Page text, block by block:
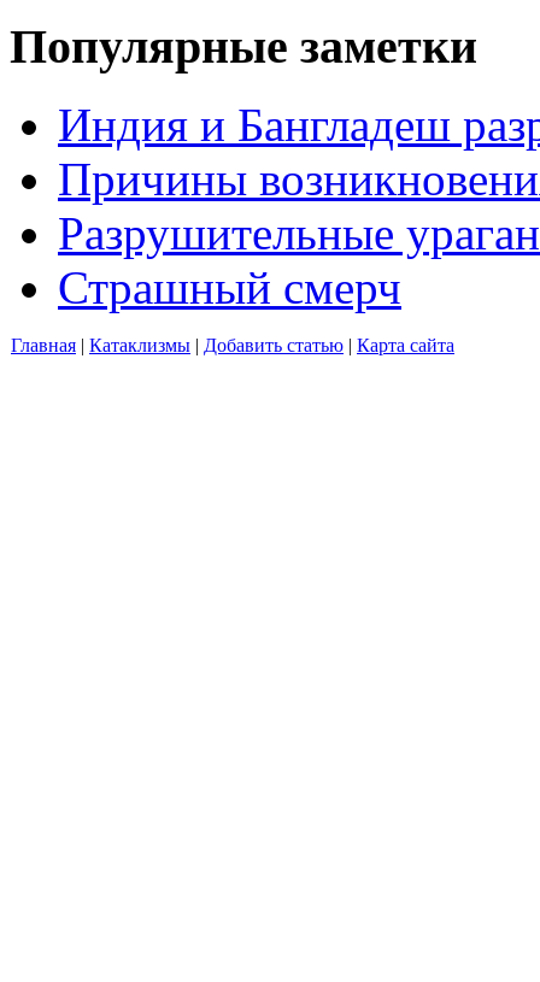
Популярные заметки
Индия и Бангладеш
Причины
Разрушительные
Страшный смерч
Главная | Катаклизмы | Добавить статью | Карта сайта